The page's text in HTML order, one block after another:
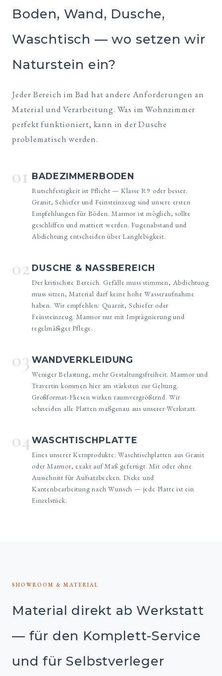
Boden, Wand, Dusche,
Waschtisch — wo setzen wir
Naturstein ein?
Jeder Bereich im Bad hat andere Anforderungen an
Material und Verarbeitung. Was im Wohnzimmer
perfekt funktioniert, kann in der Dusche
problematisch werden.
01 BADEZIMMERBODEN
Rutschfestigkeit ist Pflicht — Klasse R9 oder besser.
Granit, Schiefer und Feinsteinzeug sind unsere ersten
Empfehlungen für Böden. Marmor ist möglich, sollte
geschliffen und mattiert werden. Fugenabstand und
Abdichtung entscheiden über Langlebigkeit.
02 DUSCHE & NASSBEREICH
Der kritischste Bereich. Gefälle muss stimmen, Abdichtung
muss sitzen, Material darf keine hohe Wasseraufnahme
haben. Wir empfehlen: Quarzit, Schiefer oder
Feinsteinzeug. Marmor nur mit Imprägnierung und
regelmäßiger Pflege.
03 WANDVERKLEIDUNG
Weniger Belastung, mehr Gestaltungsfreiheit. Marmor und
Travertin kommen hier am stärksten zur Geltung.
Großformat-Fliesen wirken raumvergrößernd. Wir
schneiden alle Platten maßgenau aus unserer Werkstatt.
04WASCHTISCHPLATTE
Eines unserer Kernprodukte: Waschtischplatten aus Granit
oder Marmor, exakt auf Maß gefertigt. Mit oder ohne
Ausschnitt für Aufsatzbecken. Dicke und
Kantenbearbeitung nach Wunsch — jede Platte ist ein
Einzelstück.
SHOWROOM & MATERIAL
Material direkt ab Werkstatt
— für den Komplett-Service
und für Selbstverleger